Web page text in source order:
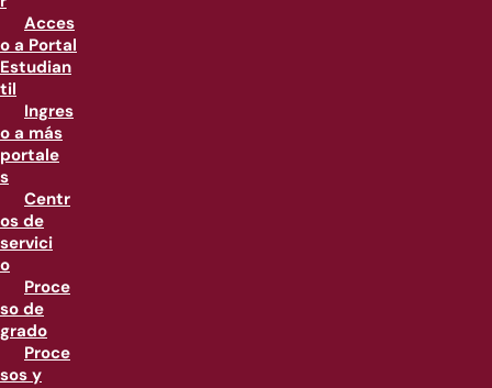
Acces
o a Portal
Estudian
til
Ingres
o a más
portale
s
Centr
os de
servici
o
Proce
so de
grado
Proce
sos y